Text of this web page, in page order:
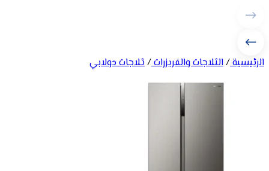
الرئيسية/الثلاجات والفريزرات/ثلاجات دولابي